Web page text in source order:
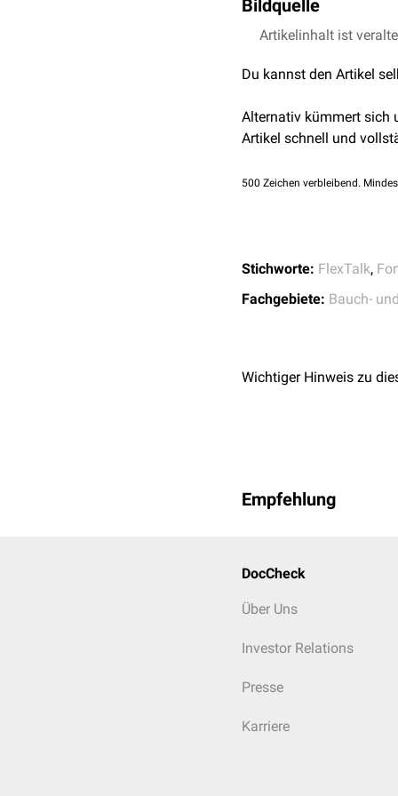
Die Lamina visceralis
Die Lamina parietalis
von innen aus.
spaltet sich noch eine
Bildquelle
Bildquelle Podcast:
Artikelinhalt ist
Du kannst den Artikel
Alternativ kümmert sich
Artikel schnell und
500 Zeichen verbleibend.
Stichworte: FlexTalk,
Fachgebiete: Bauch-
Wichtiger Hinweis zu
Empfehlung
DocCheck
Über Uns
Investor Relations
Presse
Karriere